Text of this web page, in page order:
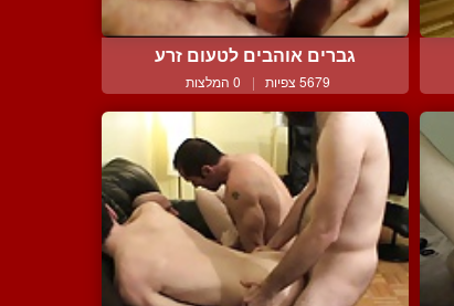
גברים אוהבים לטעום זרע
5679 צפיות | 0 המלצות